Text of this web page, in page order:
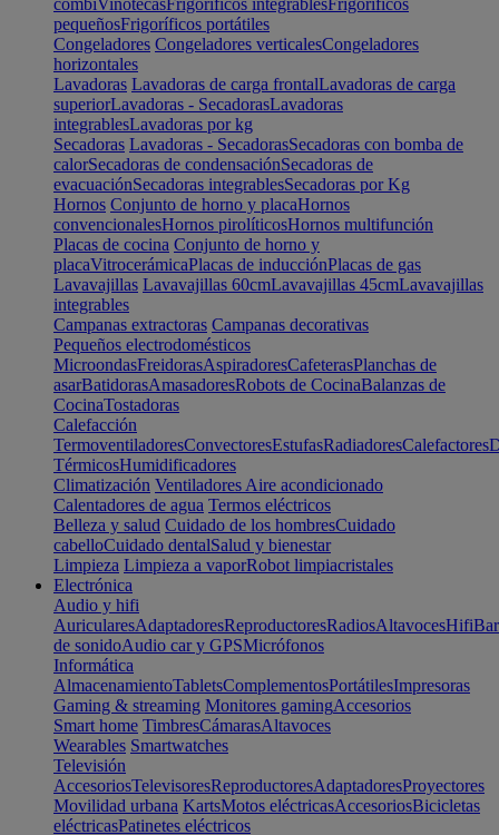
combiVinotecasFrigoríficos integrablesFrigoríficos
pequeñosFrigoríficos portátiles
Congeladores Congeladores verticalesCongeladores
horizontales
Lavadoras Lavadoras de carga frontalLavadoras de carga
superiorLavadoras - SecadorasLavadoras
integrablesLavadoras por kg
Secadoras Lavadoras - SecadorasSecadoras con bomba de
calorSecadoras de condensaciónSecadoras de
evacuaciónSecadoras integrablesSecadoras por Kg
Hornos Conjunto de horno y placaHornos
convencionalesHornos pirolíticosHornos multifunción
Placas de cocina Conjunto de horno y
placaVitrocerámicaPlacas de inducciónPlacas de gas
Lavavajillas Lavavajillas 60cmLavavajillas 45cmLavavajillas
integrables
Campanas extractoras Campanas decorativas
Pequeños electrodomésticos
MicroondasFreidorasAspiradoresCafeterasPlanchas de
asarBatidorasAmasadoresRobots de CocinaBalanzas de
CocinaTostadoras
Calefacción
TermoventiladoresConvectoresEstufasRadiadoresCalefactores
TérmicosHumidificadores
Climatización Ventiladores Aire acondicionado
Calentadores de agua Termos eléctricos
Belleza y salud Cuidado de los hombresCuidado
cabelloCuidado dentalSalud y bienestar
Limpieza Limpieza a vaporRobot limpiacristales
Electrónica
Audio y hifi
AuricularesAdaptadoresReproductoresRadiosAltavocesHifi
de sonidoAudio car y GPSMicrófonos
Informática
AlmacenamientoTabletsComplementosPortátilesImpresoras
Gaming & streaming Monitores gamingAccesorios
Smart home TimbresCámarasAltavoces
Wearables Smartwatches
Televisión
AccesoriosTelevisoresReproductoresAdaptadoresProyectores
Movilidad urbana KartsMotos eléctricasAccesoriosBicicletas
eléctricasPatinetes eléctricos